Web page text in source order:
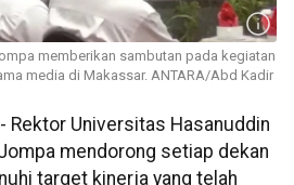
memberikan sambutan pada kegiatan
media di Makassar. ANTARA/Abd Kadir
Rektor Universitas Hasanuddin
mendorong setiap dekan
target kinerja yang telah